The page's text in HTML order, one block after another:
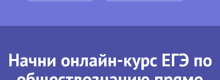
Начни онлайн-курс ЕГЭ по